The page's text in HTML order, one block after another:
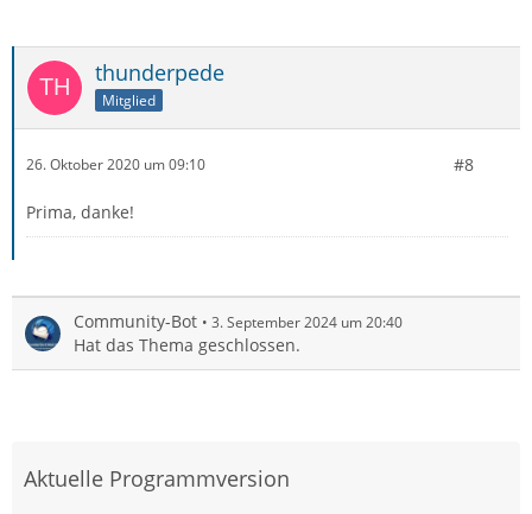
thunderpede
Mitglied
26. Oktober 2020 um 09:10 #8
Prima, danke!
Community-Bot 3. September 2024 um 20:40
Hat das Thema geschlossen.
Aktuelle Programmversion